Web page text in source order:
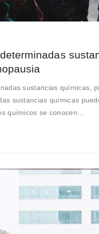
sustancias químicas,
sustancias químicas
químicos se conocen…